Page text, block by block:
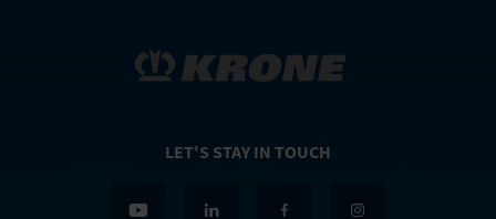
LET'S STAY IN TOUCH